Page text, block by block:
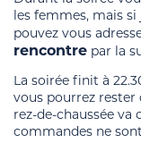
les femmes, mais si
pouvez vous
rencontre par la
La soirée finit à
vous pourrez rester
rez-de-chaussée
commandes ne